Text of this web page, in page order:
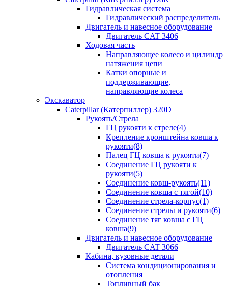
Гидравлическая система
Гидравлический распределитель
Двигатель и навесное оборудование
Двигатель CAT 3406
Ходовая часть
Направляющее колесо и цилиндр
натяжения цепи
Катки опорные и
поддерживающие,
направляющие колеса
Экскаватор
Caterpillar (Катерпиллер) 320D
Рукоять/Стрела
ГЦ рукояти к стреле(4)
Крепление кронштейна ковша к
рукояти(8)
Палец ГЦ ковша к рукояти(7)
Соединение ГЦ рукояти к
рукояти(5)
Соединение ковш-рукоять(11)
Соединение ковша с тягой(10)
Соединение стрела-корпус(1)
Соединение стрелы и рукояти(6)
Соединение тяг ковша с ГЦ
ковша(9)
Двигатель и навесное оборудование
Двигатель CAT 3066
Кабина, кузовные детали
Система кондиционирования и
отопления
Топливный бак